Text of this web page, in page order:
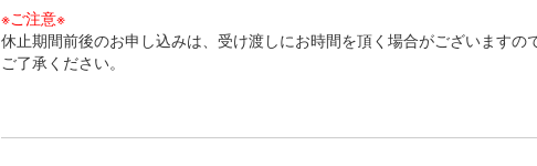
※ご注意※
休止期間前後のお申し込みは、受け渡しにお時間を頂く場合がございますの
ご了承ください。